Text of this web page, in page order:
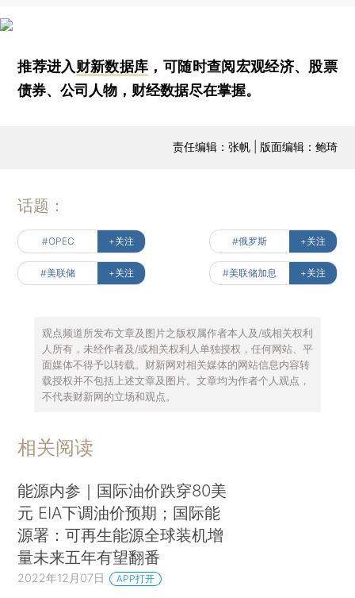
推荐进入财新数据库 ，可随时查阅宏观经济、股票
债券、公司人物，财经数据尽在掌握。
责任编辑：张帆 | 版面编辑：鲍琦
话题：
#OPEC +关注 #俄罗斯 +关注
#美联储 +关注 #美联储加息 +关注
观点频道所发布文章及图片之版权属作者本人及/或相关权利
人所有，未经作者及/或相关权利人单独授权，任何网站、平
面媒体不得予以转载。财新网对相关媒体的网站信息内容转
载授权并不包括上述文章及图片。文章均为作者个人观点，
不代表财新网的立场和观点。
相关阅读
能源内参｜国际油价跌穿80美
元 EIA下调油价预期；国际能
源署：可再生能源全球装机增
量未来五年有望翻番
2022年12月07日 APP打开